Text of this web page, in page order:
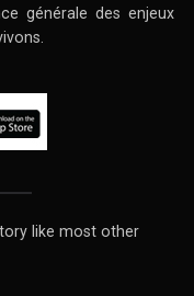
générale des enjeux
like most other